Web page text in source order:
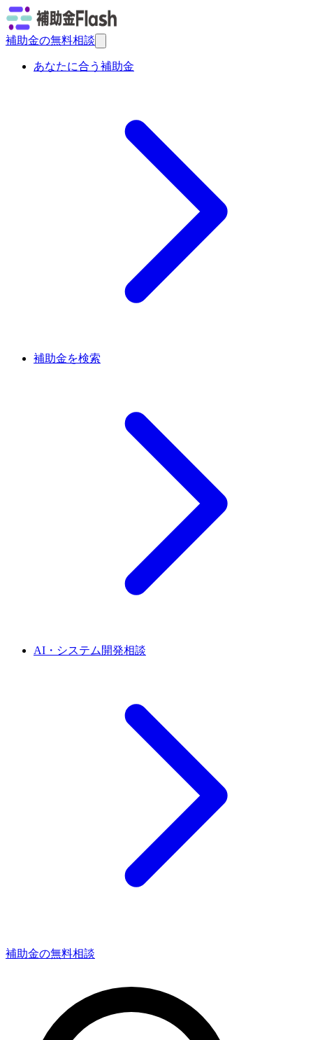
補助金の無料相談
あなたに合う補助金
補助金を検索
AI・システム開発相談
補助金の無料相談